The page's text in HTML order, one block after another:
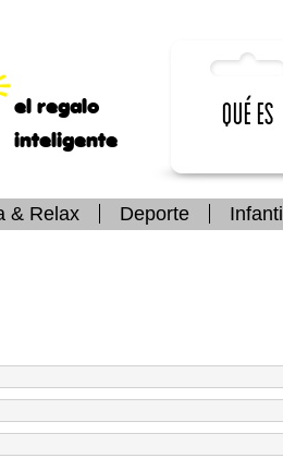
el regalo
inteligente
Qué es
& Relax Deporte